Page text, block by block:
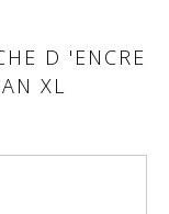
D 'ENCRE
XL